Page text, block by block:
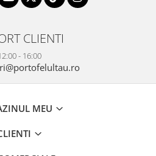
CLIENTI
- 16:00
MEU